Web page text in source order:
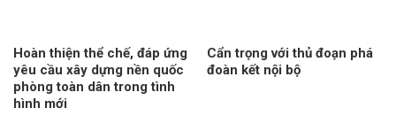
Hoàn thiện thể chế, đáp ứng
yêu cầu xây dựng nền quốc
phòng toàn dân trong tình
hình mới
Cẩn trọng với thủ đoạn phá
đoàn kết nội bộ